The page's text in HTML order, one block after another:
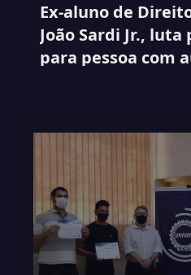
Ex-aluno de
João Sardi Jr., luta por benefícios
para pessoa com